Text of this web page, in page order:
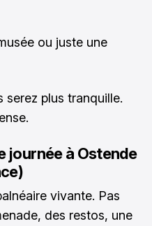
ou juste une
serez plus tranquille.
journée à Ostende
vivante. Pas
des restos, une